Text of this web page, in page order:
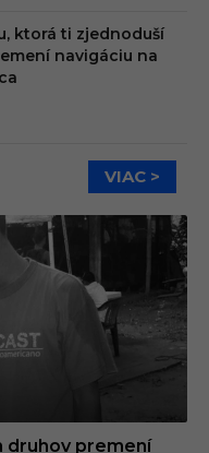
ktorá ti zjednoduší
navigáciu na
VIAC >
druhov premení